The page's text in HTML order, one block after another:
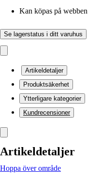
Kan köpas på webben
Se lagerstatus i ditt varuhus
Artikeldetaljer
Produktsäkerhet
Ytterligare kategorier
Kundrecensioner
Artikeldetaljer
Hoppa över område